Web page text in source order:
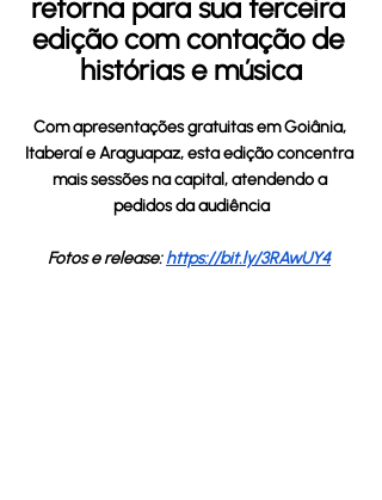
retorna para sua terceira
edição com contação de
histórias e música
Com apresentações gratuitas em Goiânia,
Itaberaí e Araguapaz, esta edição concentra
mais sessões na capital, atendendo a
pedidos da audiência
Fotos e release: https://bit.ly/3RAwUY4